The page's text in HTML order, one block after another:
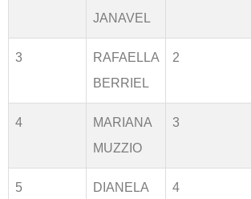
JANAVEL
3
RAFAELLA
BERRIEL
2
4
MARIANA
MUZZIO
3
5
DIANELA
4